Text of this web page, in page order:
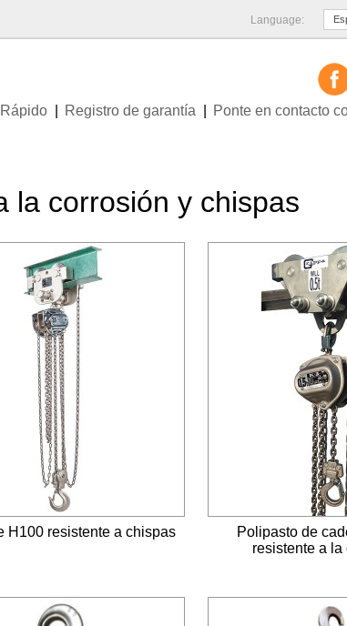
Language:
Registro de garantía Ponte en contacto
la corrosión y chispas
H100 resistente a chispas
Polipasto de
resistente a la